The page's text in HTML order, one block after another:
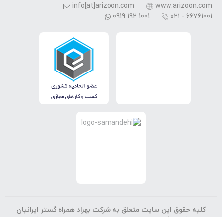
www.arizoon.com
info[at]arizoon.com
۰۲۱ - 66761001
0919 192 1001
کلیه حقوق این سایت متعلق به شرکت بهراد همراه گستر ایرانیان